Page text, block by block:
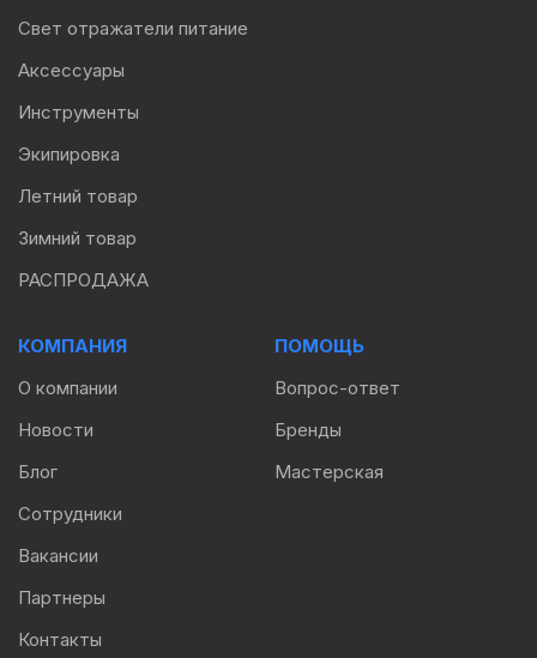
Свет отражатели питание
Аксессуары
Инструменты
Экипировка
Летний товар
Зимний товар
РАСПРОДАЖА
КОМПАНИЯ
О компании
Новости
Блог
Сотрудники
Вакансии
Партнеры
Контакты
ПОМОЩЬ
Вопрос-ответ
Бренды
Мастерская